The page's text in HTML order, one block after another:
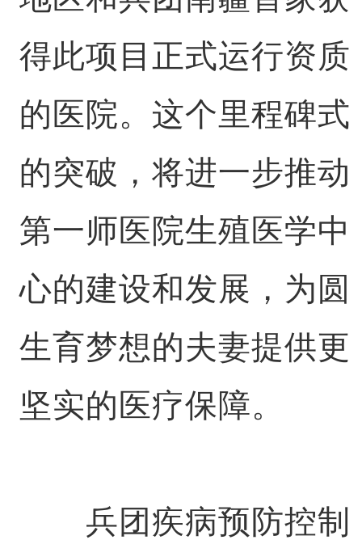
得此项目正式运行资质
的医院。这个里程碑式
的突破，将进一步推动
第一师医院生殖医学中
心的建设和发展，为圆
生育梦想的夫妻提供更
坚实的医疗保障。
兵团疾病预防控制